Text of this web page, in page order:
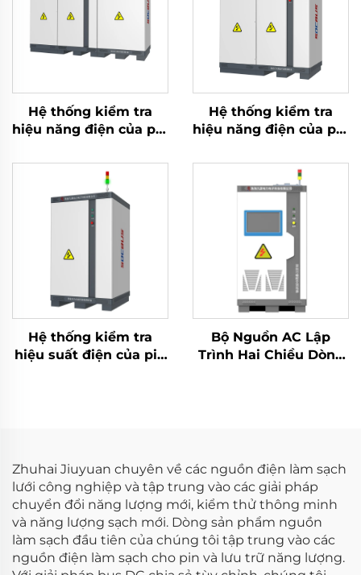
Hệ thống kiểm tra
hiệu năng điện của pin
Hệ thống kiểm tra
hiệu năng điện của pin
Hệ thống kiểm tra
hiệu suất điện của pin
Bộ Nguồn AC Lập
Trình Hai Chiều Dòng
Zhuhai Jiuyuan chuyên về các nguồn điện làm sạch
lưới công nghiệp và tập trung vào các giải pháp
chuyển đổi năng lượng mới, kiểm thử thông minh
và năng lượng sạch mới. Dòng sản phẩm nguồn
làm sạch đầu tiên của chúng tôi tập trung vào các
nguồn điện làm sạch cho pin và lưu trữ năng lượng.